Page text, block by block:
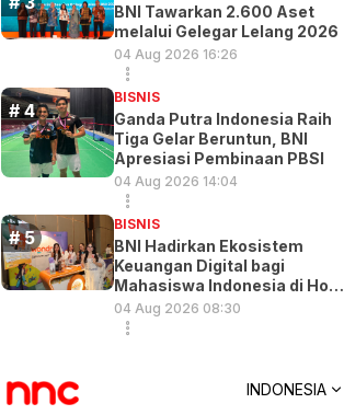
BNI Tawarkan 2.600 Aset
melalui Gelegar Lelang 2026
04 Aug 2026 16:26
BISNIS
Ganda Putra Indonesia Raih
Tiga Gelar Beruntun, BNI
Apresiasi Pembinaan PBSI
04 Aug 2026 14:04
BISNIS
BNI Hadirkan Ekosistem
Keuangan Digital bagi
Mahasiswa Indonesia di Hong
Kong
04 Aug 2026 08:30
INDONESIA